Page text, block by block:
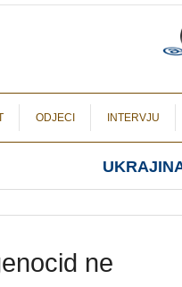
ODJECI INTERVJU
ne